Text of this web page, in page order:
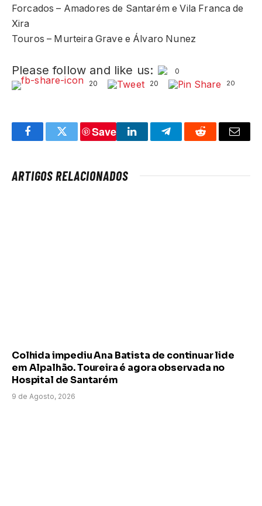
Forcados – Amadores de Santarém e Vila Franca de
Xira
Touros – Murteira Grave e Álvaro Nunez
Please follow and like us:
0
20
20 20
FacebookTwitter
Save
LinkedInTelegramReddit Email
ARTIGOS RELACIONADOS
Colhida impediu Ana Batista de continuar lide
em Alpalhão. Toureira é agora observada no
Hospital de Santarém
9 de Agosto, 2026